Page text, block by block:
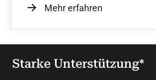
Mehr erfahren
Starke Unterstützung*